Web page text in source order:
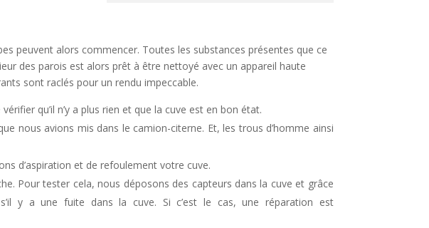
a
t
v
:
peuvent alors commencer. Toutes les substances présentes que ce
des parois est alors prêt à être nettoyé avec un appareil haute
sont raclés pour un rendu impeccable.
qu’il n’y a plus rien et que la cuve est en bon état.
nous avions mis dans le camion-citerne. Et, les trous d’homme ainsi
d’aspiration et de refoulement votre cuve.
Pour tester cela, nous déposons des capteurs dans la cuve et grâce
s’il y a une fuite dans la cuve. Si c’est le cas, une réparation est